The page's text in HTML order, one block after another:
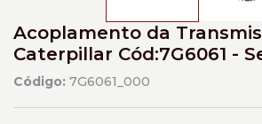
Acoplamento da
Caterpillar Cód:7G6061 -
Código: 7G6061_000